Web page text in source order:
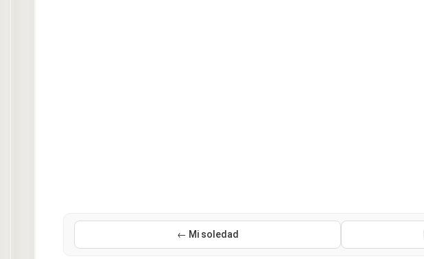
← Mi soledad